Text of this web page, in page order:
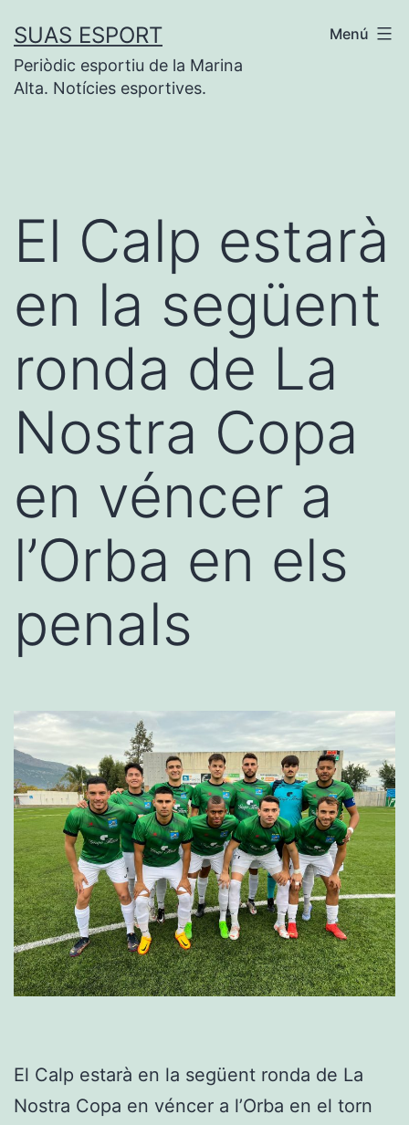
contingut
SUAS ESPORT
Periòdic esportiu de la Marina
Alta. Notícies esportives.
Menú
El Calp estarà
en la següent
ronda de La
Nostra Copa
en véncer a
l’Orba en els
penals
El Calp estarà en la següent ronda de La
Nostra Copa en véncer a l’Orba en el torn